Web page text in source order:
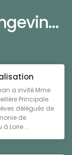
a invité Mme
Principale
délégués de
de
Lorie ...